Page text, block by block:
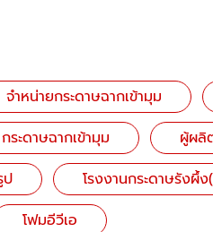
จำหน่ายกระดาษฉากเข้ามุม
กระดาษฉากเข้ามุม
ผู้ผลิ
ป
โรงงานกระดาษรังผึ้
โฟมอีวีเอ